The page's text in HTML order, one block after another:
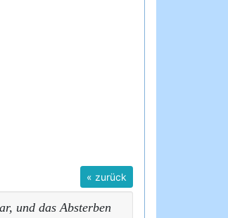
« zurück
und das Absterben